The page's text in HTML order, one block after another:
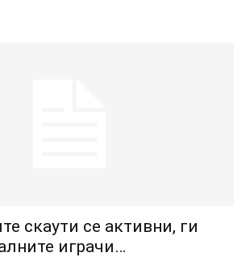
скаути се активни, ги
играчи…